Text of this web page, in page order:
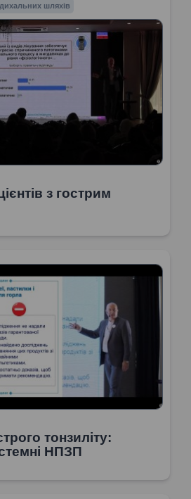
шляхів
з гострим
тонзиліту:
НПЗП